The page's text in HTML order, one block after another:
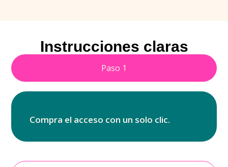
Instrucciones claras
Paso 1
Compra el acceso con un solo clic.